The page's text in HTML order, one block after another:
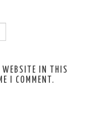
WEBSITE IN THIS
I COMMENT.